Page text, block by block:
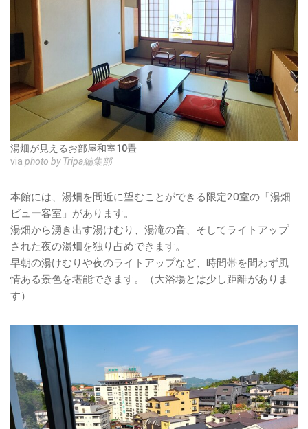
湯畑が見えるお部屋和室10畳
via photo by Tripa編集部
本館には、湯畑を間近に望むことができる限定20室の「湯畑
ビュー客室」があります。
湯畑から湧き出す湯けむり、湯滝の音、そしてライトアップ
された夜の湯畑を独り占めできます。
早朝の湯けむりや夜のライトアップなど、時間帯を問わず風
情ある景色を堪能できます。（大浴場とは少し距離がありま
す）